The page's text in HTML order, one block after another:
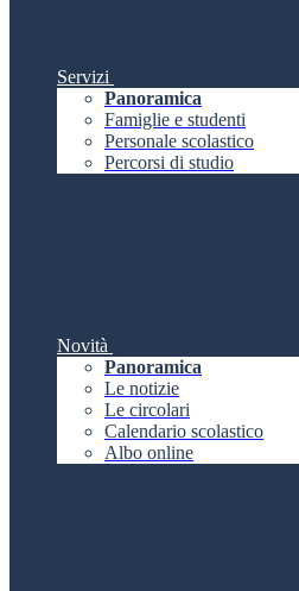
Servizi
Panoramica
Famiglie e studenti
Personale scolastico
Percorsi di studio
Novità
Panoramica
Le notizie
Le circolari
Calendario scolastico
Albo online